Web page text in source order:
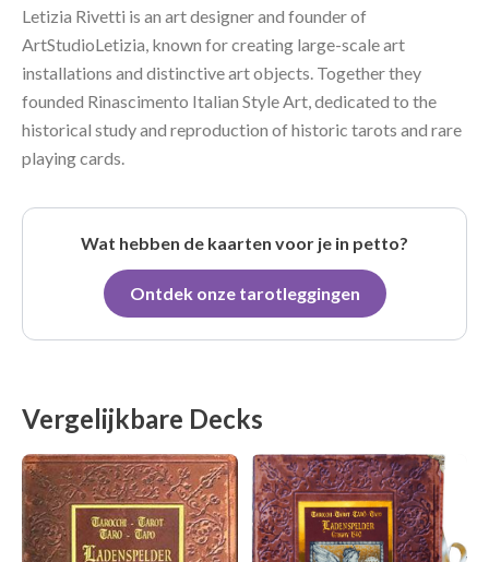
Letizia Rivetti is an art designer and founder of
ArtStudioLetizia, known for creating large-scale art
installations and distinctive art objects. Together they
founded Rinascimento Italian Style Art, dedicated to the
historical study and reproduction of historic tarots and rare
playing cards.
Wat hebben de kaarten voor je in petto?
Ontdek onze tarotleggingen
Vergelijkbare Decks